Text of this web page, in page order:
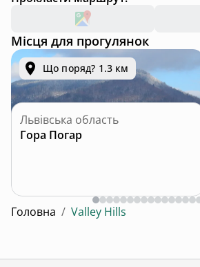
Місця для прогулянок
Що поряд? 1.3 км
Львівська область
Гора Погар
Головна / Valley Hills